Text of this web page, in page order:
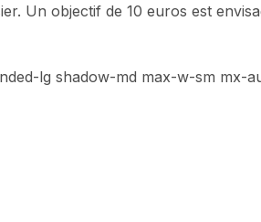
Un objectif de 10 euros est
lg shadow-md max-w-sm mx-